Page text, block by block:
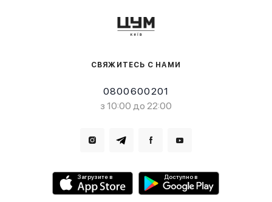
СВЯЖИТЕСЬ С НАМИ
0800600201
з 10:00 до 22:00
Загрузите в Доступно в